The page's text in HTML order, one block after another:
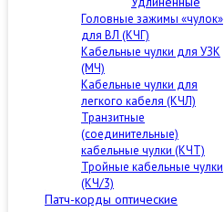
Головные зажимы «чулок»
для ВЛ (КЧГ)
Кабельные чулки для УЗК
(МЧ)
Кабельные чулки для
легкого кабеля (КЧЛ)
Транзитные
(соединительные)
кабельные чулки (КЧТ)
Тройные кабельные чулки
(КЧ/3)
Патч-корды оптические